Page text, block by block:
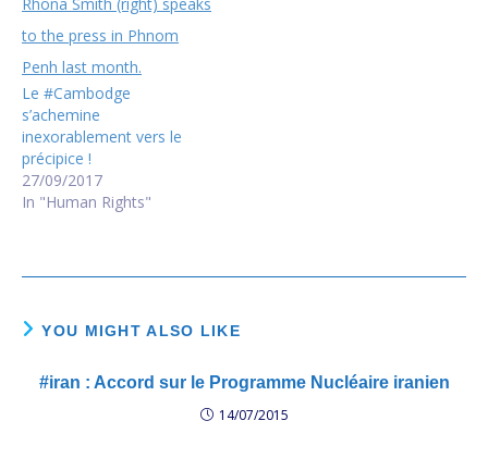
Le #Cambodge
s’achemine
inexorablement vers le
précipice !
27/09/2017
In "Human Rights"
YOU MIGHT ALSO LIKE
#iran : Accord sur le Programme Nucléaire iranien
14/07/2015